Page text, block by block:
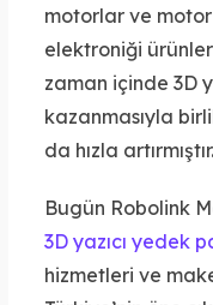
motorlar ve
elektroniği
zaman içinde 3D
kazanmasıyla
da hızla artırmıştır.
Bugün Robolink
3D yazıcı yedek
hizmetleri ve